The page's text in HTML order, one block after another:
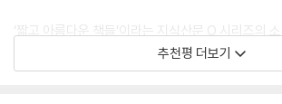
지하게 한다. 그 미묘한 거리감은 독립성과 연결감
들며, 오히려 더 깊은 안전함을 느끼게 해주는 장치가
‘짧고 아름다운 책들’이라는 지식산문 O 시리즈의
한다. (…) 이 책들은 우리가 당연하게 생각했던 일상
번 돌아보도록 영감을 준다. 이는 사물 자체에 대해
추천평 더보기